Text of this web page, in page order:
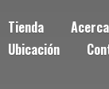
Tienda
Ubicación